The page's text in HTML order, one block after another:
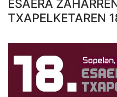
ESAERA
TXAPELKETAREN